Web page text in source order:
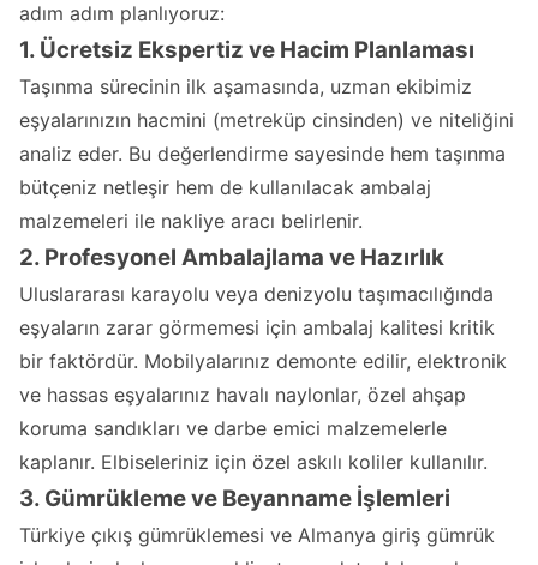
adım adım planlıyoruz:
1. Ücretsiz Ekspertiz ve Hacim Planlaması
Taşınma sürecinin ilk aşamasında, uzman ekibimiz
eşyalarınızın hacmini (metreküp cinsinden) ve niteliğini
analiz eder. Bu değerlendirme sayesinde hem taşınma
bütçeniz netleşir hem de kullanılacak ambalaj
malzemeleri ile nakliye aracı belirlenir.
2. Profesyonel Ambalajlama ve Hazırlık
Uluslararası karayolu veya denizyolu taşımacılığında
eşyaların zarar görmemesi için ambalaj kalitesi kritik
bir faktördür. Mobilyalarınız demonte edilir, elektronik
ve hassas eşyalarınız havalı naylonlar, özel ahşap
koruma sandıkları ve darbe emici malzemelerle
kaplanır. Elbiseleriniz için özel askılı koliler kullanılır.
3. Gümrükleme ve Beyanname İşlemleri
Türkiye çıkış gümrüklemesi ve Almanya giriş gümrük